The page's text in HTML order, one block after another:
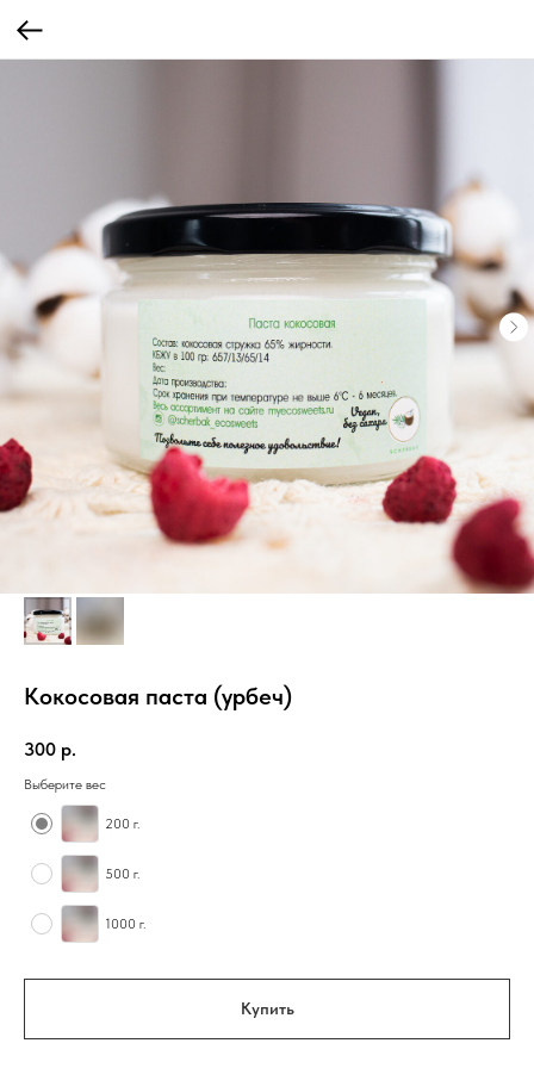
Кокосовая паста (урбеч)
300 р.
Выберите вес
200 г.
500 г.
1000 г.
Купить